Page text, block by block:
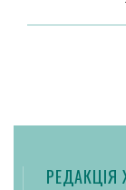
РЕДАКЦІЯ